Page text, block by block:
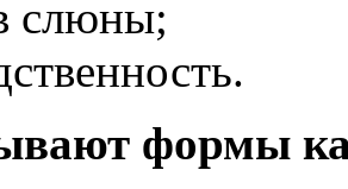
слюны;
формы